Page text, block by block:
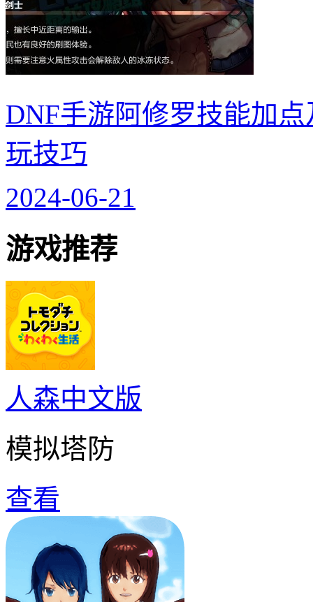
DNF手游阿修罗技能加
玩技巧
2024-06-21
游戏推荐
人森中文版
模拟塔防
查看